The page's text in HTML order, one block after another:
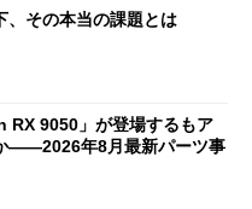
、その本当の課題とは
RX 9050」が登場するもア
――2026年8月最新パーツ事